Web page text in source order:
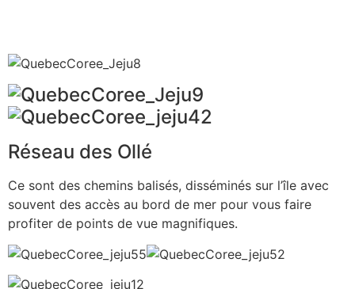
Réseau des Ollé
Ce sont des chemins balisés, disséminés sur l’île avec
souvent des accès au bord de mer pour vous faire
profiter de points de vue magnifiques.